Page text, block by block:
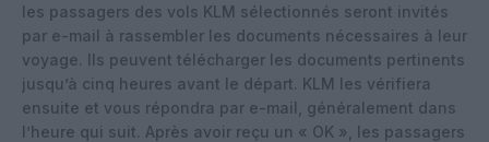
les passagers des vols KLM sélectionnés seront invités
par e-mail à rassembler les documents nécessaires à leur
voyage. Ils peuvent télécharger les documents pertinents
jusqu’à cinq heures avant le départ. KLM les vérifiera
ensuite et vous répondra par e-mail, généralement dans
l’heure qui suit. Après avoir reçu un « OK », les passagers